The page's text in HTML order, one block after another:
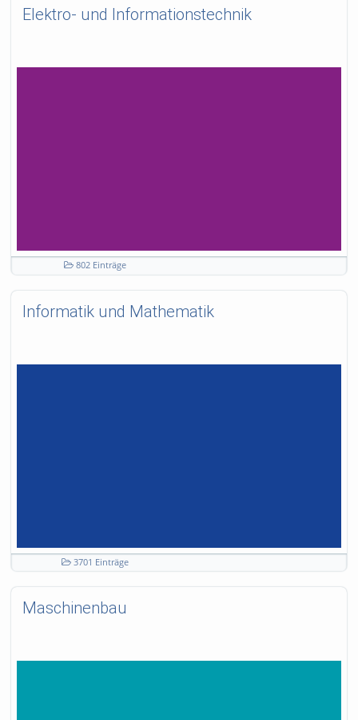
Elektro- und Informationstechnik
802 Einträge
Informatik und Mathematik
3701 Einträge
Maschinenbau